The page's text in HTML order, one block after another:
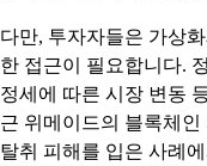
다만, 투자자들은 가상
한 접근이 필요합니다.
정세에 따른 시장 변동
근 위메이드의 블록체인
탈취 피해를 입은 사례